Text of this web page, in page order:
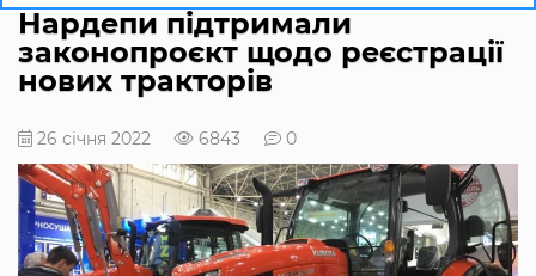
Нардепи підтримали
законопроєкт щодо реєстрації
нових тракторів
26 січня 2022 6843 0